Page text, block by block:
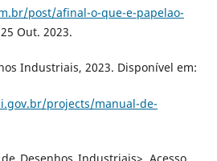
post/afinal-o-que-e-papelao-
Out. 2023.
Industriais, 2023. Disponível em:
projects/manual-de-
Acesso